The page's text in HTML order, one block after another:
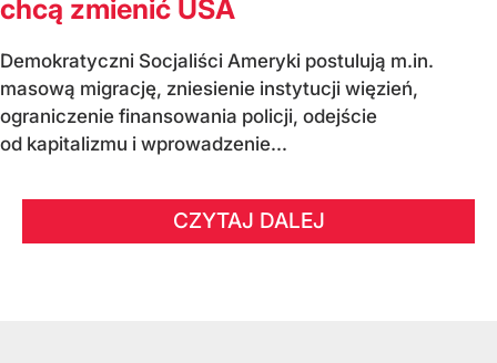
chcą zmienić USA
Demokratyczni Socjaliści Ameryki postulują m.in.
masową migrację, zniesienie instytucji więzień,
ograniczenie finansowania policji, odejście
od kapitalizmu i wprowadzenie...
CZYTAJ DALEJ